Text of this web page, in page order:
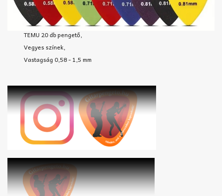
TEMU 20 db pengető,
Vegyes színek,
Vastagság 0,58 - 1,5 mm